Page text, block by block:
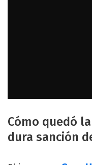
Cómo quedó
dura sanción